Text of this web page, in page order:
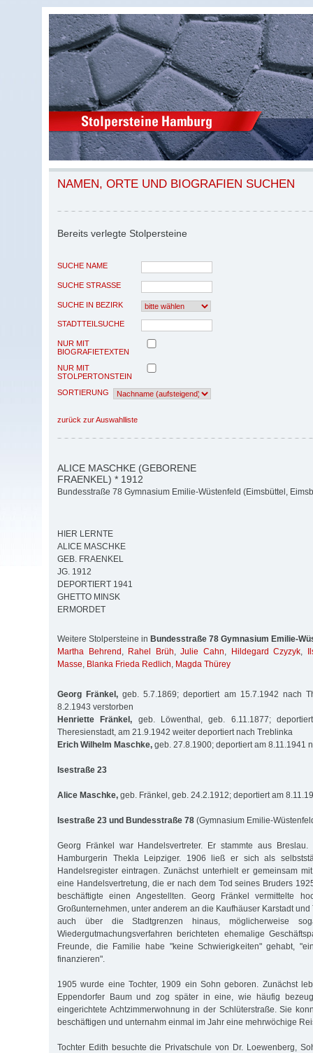
NAMEN, ORTE UND BIOGRAFIEN SUCHEN
Bereits verlegte Stolpersteine
SUCHE NAME
SUCHE STRASSE
SUCHE IN BEZIRK
STADTTEILSUCHE
NUR MIT
BIOGRAFIETEXTEN
NUR MIT
STOLPERTONSTEIN
SORTIERUNG
zurück zur Auswahlliste
ALICE MASCHKE (GEBORENE
FRAENKEL) * 1912
Bundesstraße 78 Gymnasium Emilie-Wüstenfeld (Eimsbüttel,
HIER LERNTE
ALICE MASCHKE
GEB. FRAENKEL
JG. 1912
DEPORTIERT 1941
GHETTO MINSK
ERMORDET
Weitere Stolpersteine in Bundesstraße 78 Gymnasium Emilie-
Martha Behrend , Rahel Brüh,Julie Cahn, Hildegard Czyzyk,
Masse, Blanka Frieda Redlich, Magda Thürey
Georg Fränkel,geb. 5.7.1869; deportiert am 15.7.1942 nach
8.2.1943 verstorben
Henriette Fränkel, geb. Löwenthal, geb. 6.11.1877;
Theresienstadt, am 21.9.1942 weiter deportiert nach Treblinka
Erich Wilhelm Maschke, geb. 27.8.1900; deportiert am 8.11.1941
Isestraße 23
Alice Maschke, geb. Fränkel, geb. 24.2.1912; deportiert am
Isestraße 23 und Bundesstraße 78 (Gymnasium Emilie-
Georg Fränkel war Handelsvertreter. Er stammte aus
Hamburgerin Thekla Leipziger. 1906 ließ er sich als
Handelsregister eintragen. Zunächst unterhielt er gemeinsam
eine Handelsvertretung, die er nach dem Tod seines Bruders
beschäftigte einen Angestellten. Georg Fränkel vermittelte
Großunternehmen, unter anderem an die Kaufhäuser Karstadt
auch über die Stadtgrenzen hinaus, möglicherweise
Wiedergutmachungsverfahren berichteten ehe­malige
Freunde, die Familie habe "keine Schwierigkeiten" gehabt,
finanzieren".
1905 wurde eine Tochter, 1909 ein Sohn geboren. Zunächst
Eppendorfer Baum und zog später in eine, wie häufig
eingerichtete Achtzimmerwohnung in der Schlüterstraße. Sie
beschäftigen und unternahm einmal im Jahr eine mehrwöchige
Tochter Edith besuchte die Privatschule von Dr. Loewenberg,